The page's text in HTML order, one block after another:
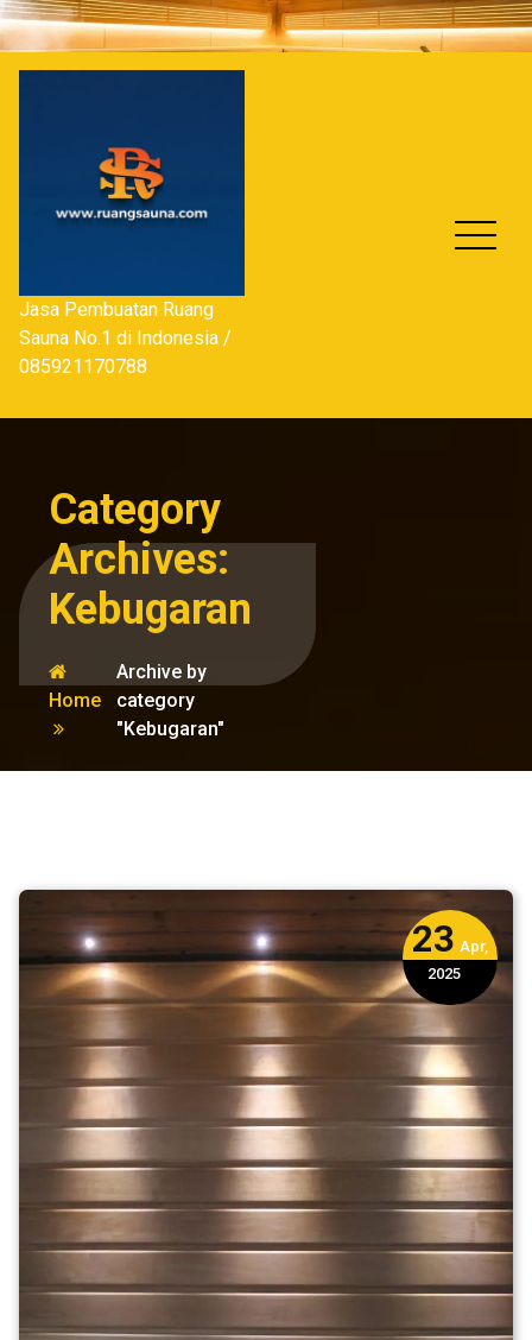
Skip
to
content
Jasa Pembuatan Ruang
Sauna No.1 di Indonesia /
085921170788
Category
Archives:
Kebugaran
Home
Archive by
category
"Kebugaran"
23 Apr,
2025